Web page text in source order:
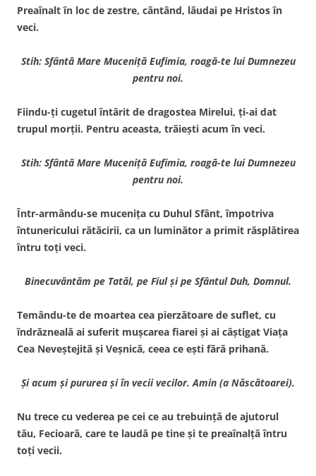
Preaînalt în loc de zestre, cântând, lăudai pe Hristos în
veci.
Stih: Sfântă Mare Muceniţă Eufimia, roagă-te lui Dumnezeu
pentru noi.
Fiindu-ţi cugetul întărit de dragostea Mirelui, ţi-ai dat
trupul morţii. Pentru aceasta, trăieşti acum în veci.
Stih: Sfântă Mare Muceniţă Eufimia, roagă-te lui Dumnezeu
pentru noi.
Într-armându-se muceniţa cu Duhul Sfânt, împotriva
întunericului rătăcirii, ca un luminător a primit răsplătirea
întru toţi veci.
Binecuvântăm pe Tatăl, pe Fiul şi pe Sfântul Duh, Domnul.
Temându-te de moartea cea pierzătoare de suflet, cu
îndrăzneală ai suferit muşcarea fiarei şi ai câştigat Viaţa
Cea Neveştejită şi Veşnică, ceea ce eşti fără prihană.
Şi acum şi pururea şi în vecii vecilor. Amin (a Născătoarei).
Nu trece cu vederea pe cei ce au trebuinţă de ajutorul
tău, Fecioară, care te laudă pe tine şi te preaînalţă întru
toţi vecii.